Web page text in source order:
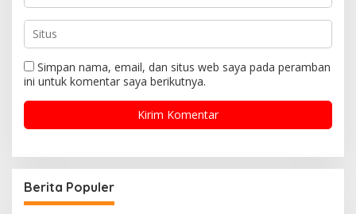
Simpan nama, email, dan situs web saya pada peramban
ini untuk komentar saya berikutnya.
Berita Populer